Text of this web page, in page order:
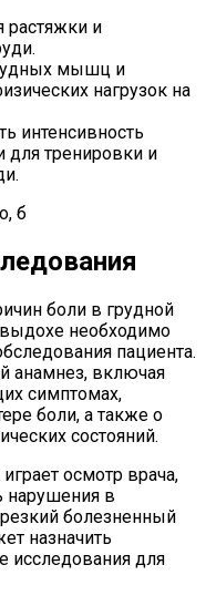
растяжки и
мышц и
нагрузок на
интенсивность
для тренировки и
б
боли в грудной
необходимо
пациента.
анамнез, включая
симптомах,
боли, а также о
состояний.
осмотр врача,
нарушения в
болезненный
назначить
исследования для